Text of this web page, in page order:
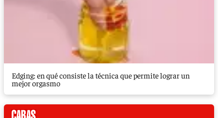
Edging: en qué consiste la técnica que permite lograr un
mejor orgasmo